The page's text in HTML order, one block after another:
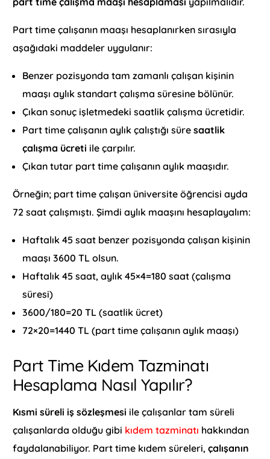
Part time çalışanın maaşı hesaplanırken sırasıyla
aşağıdaki maddeler uygulanır:
Benzer pozisyonda tam zamanlı çalışan kişinin
maaşı aylık standart çalışma süresine bölünür.
Çıkan sonuç işletmedeki saatlik çalışma ücretidir.
Part time çalışanın aylık çalıştığı süresaatlik
çalışma ücreti ile çarpılır.
Çıkan tutar part time çalışanın aylık maaşıdır.
Örneğin; part time çalışan üniversite öğrencisi ayda
72 saat çalışmıştı. Şimdi aylık maaşını hesaplayalım:
Haftalık 45 saat benzer pozisyonda çalışan kişinin
maaşı 3600 TL olsun.
Haftalık 45 saat, aylık 45×4=180 saat (çalışma
süresi)
3600/180=20 TL (saatlik ücret)
72×20=1440 TL (part time çalışanın aylık maaşı)
Part Time Kıdem Tazminatı
Hesaplama Nasıl Yapılır?
Kısmi süreli iş sözleşmesi ile çalışanlar tam süreli
çalışanlarda olduğu gibi kıdem tazminatı hakkından
faydalanabiliyor. Part time kıdem süreleri,çalışanın